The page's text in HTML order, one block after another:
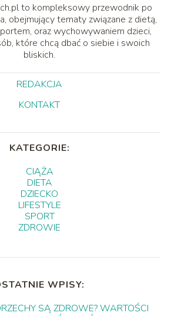
to kompleksowy przewodnik po
obejmujący tematy związane z dietą,
oraz wychowywaniem dzieci,
które chcą dbać o siebie i swoich
bliskich.
REDAKCJA
KONTAKT
KATEGORIE:
CIĄŻA
DIETA
DZIECKO
LIFESTYLE
SPORT
ZDROWIE
WPISY:
SĄ ZDROWE? WARTOŚCI